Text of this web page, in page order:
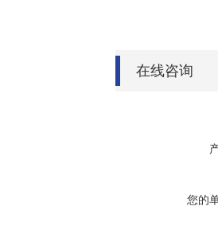
在线咨询
您的